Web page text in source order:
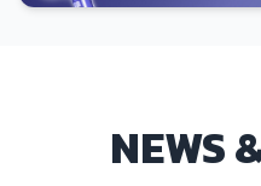
NEWS